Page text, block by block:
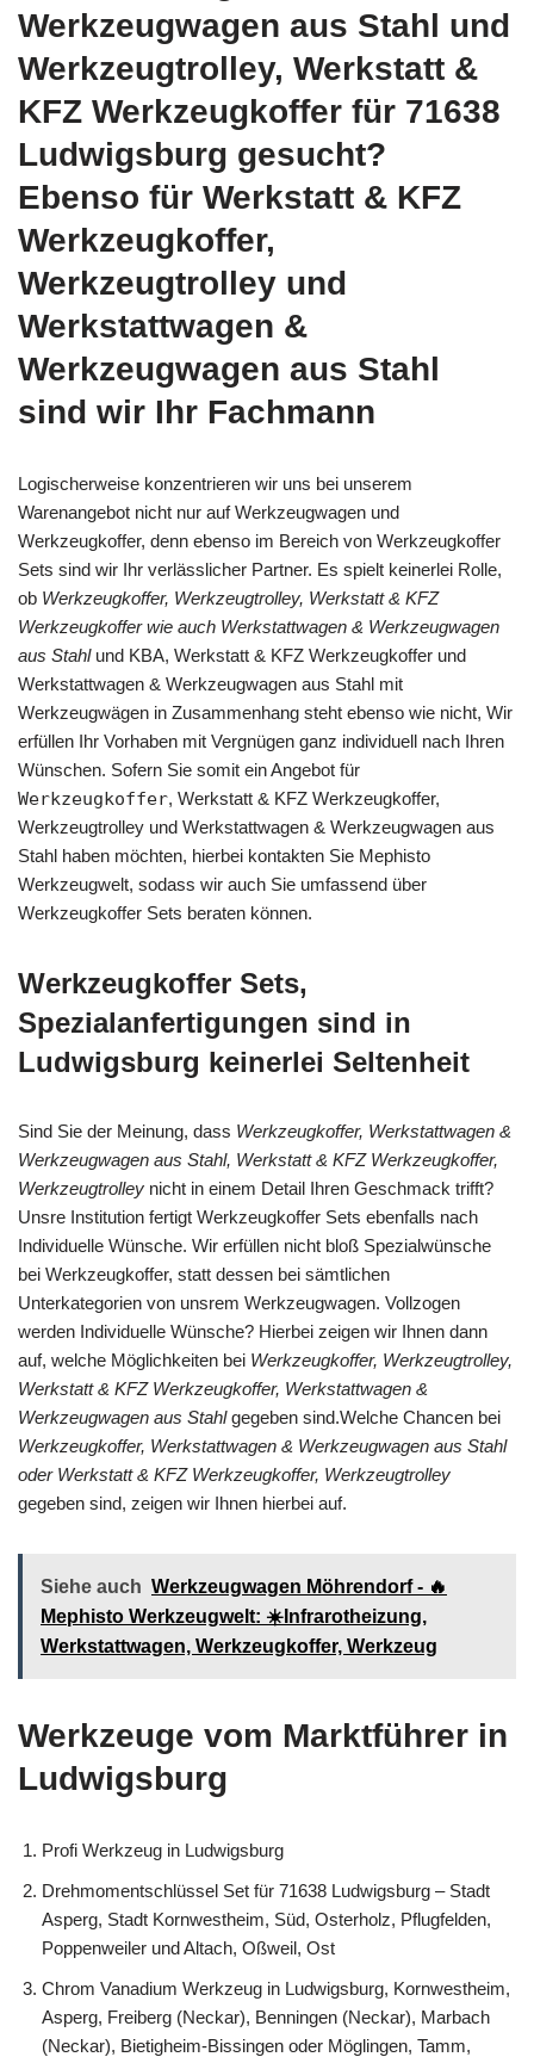
Werkzeugwagen aus Stahl und
Werkzeugtrolley, Werkstatt &
KFZ Werkzeugkoffer für 71638
Ludwigsburg gesucht?
Ebenso für Werkstatt & KFZ
Werkzeugkoffer,
Werkzeugtrolley und
Werkstattwagen &
Werkzeugwagen aus Stahl
sind wir Ihr Fachmann
Logischerweise konzentrieren wir uns bei unserem
Warenangebot nicht nur auf Werkzeugwagen und
Werkzeugkoffer, denn ebenso im Bereich von Werkzeugkoffer
Sets sind wir Ihr verlässlicher Partner. Es spielt keinerlei Rolle,
ob Werkzeugkoffer, Werkzeugtrolley, Werkstatt & KFZ
Werkzeugkoffer wie auch Werkstattwagen & Werkzeugwagen
aus Stahlund KBA, Werkstatt & KFZ Werkzeugkoffer und
Werkstattwagen & Werkzeugwagen aus Stahl mit
Werkzeugwägen in Zusammenhang steht ebenso wie nicht, Wir
erfüllen Ihr Vorhaben mit Vergnügen ganz individuell nach Ihren
Wünschen. Sofern Sie somit ein Angebot für
Werkzeugkoffer, Werkstatt & KFZ Werkzeugkoffer,
Werkzeugtrolley und Werkstattwagen & Werkzeugwagen aus
Stahl haben möchten, hierbei kontakten Sie Mephisto
Werkzeugwelt, sodass wir auch Sie umfassend über
Werkzeugkoffer Sets beraten können.
Werkzeugkoffer Sets,
Spezialanfertigungen sind in
Ludwigsburg keinerlei Seltenheit
Sind Sie der Meinung, dass Werkzeugkoffer, Werkstattwagen &
Werkzeugwagen aus Stahl, Werkstatt & KFZ Werkzeugkoffer,
Werkzeugtrolley nicht in einem Detail Ihren Geschmack trifft?
Unsre Institution fertigt Werkzeugkoffer Sets ebenfalls nach
Individuelle Wünsche. Wir erfüllen nicht bloß Spezialwünsche
bei Werkzeugkoffer, statt dessen bei sämtlichen
Unterkategorien von unsrem Werkzeugwagen. Vollzogen
werden Individuelle Wünsche? Hierbei zeigen wir Ihnen dann
auf, welche Möglichkeiten bei Werkzeugkoffer, Werkzeugtrolley,
Werkstatt & KFZ Werkzeugkoffer, Werkstattwagen &
Werkzeugwagen aus Stahlgegeben sind.Welche Chancen bei
Werkzeugkoffer, Werkstattwagen & Werkzeugwagen aus Stahl
oder Werkstatt & KFZ Werkzeugkoffer, Werkzeugtrolley
gegeben sind, zeigen wir Ihnen hierbei auf.
Siehe auch Werkzeugwagen Möhrendorf - 🔥
Mephisto Werkzeugwelt: ☀️Infrarotheizung,
Werkstattwagen, Werkzeugkoffer, Werkzeug
Werkzeuge vom Marktführer in
Ludwigsburg
Profi Werkzeug in Ludwigsburg
Drehmomentschlüssel Set für 71638 Ludwigsburg – Stadt
Asperg, Stadt Kornwestheim, Süd, Osterholz, Pflugfelden,
Poppenweiler und Altach, Oßweil, Ost
Chrom Vanadium Werkzeug in Ludwigsburg, Kornwestheim,
Asperg, Freiberg (Neckar), Benningen (Neckar), Marbach
(Neckar), Bietigheim-Bissingen oder Möglingen, Tamm,